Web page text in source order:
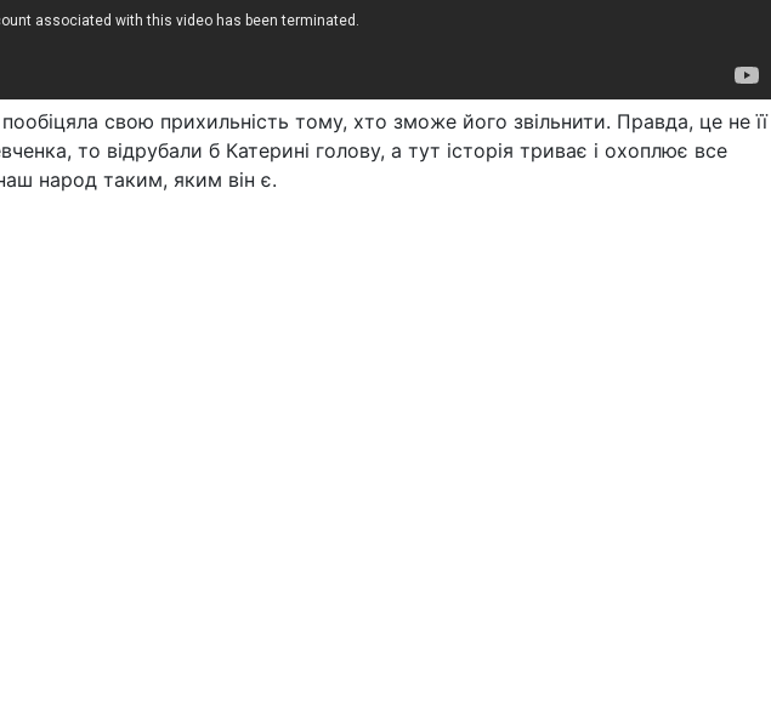
свою прихильність тому, хто зможе його звільнити. Правда, це не її
то відрубали б Катерині голову, а тут історія триває і охоплює все
народ таким, яким він є.